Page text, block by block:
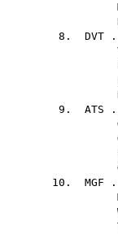
8. DVT .
9. ATS .
10. MGF .